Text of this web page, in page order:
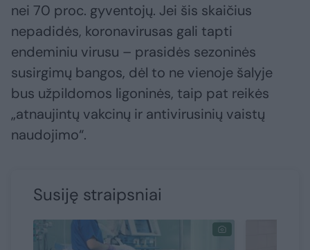
nei 70 proc. gyventojų. Jei šis skaičius
nepadidės, koronavirusas gali tapti
endeminiu virusu – prasidės sezoninės
susirgimų bangos, dėl to ne vienoje šalyje
bus užpildomos ligoninės, taip pat reikės
„atnaujintų vakcinų ir antivirusinių vaistų
naudojimo“.
Susiję straipsniai